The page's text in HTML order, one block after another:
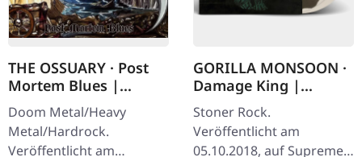
THE OSSUARY · Post
Mortem Blues |
DIGIPAK CD
Doom Metal/Heavy
Metal/Hardrock.
Veröffentlicht am
GORILLA MONSOON ·
Damage King |
BONE/BROWN 2LP
Stoner Rock.
Veröffentlicht am
05.10.2018, auf Supreme